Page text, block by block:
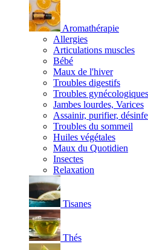
Aromathérapie
Allergies
Articulations muscles
Bébé
Maux de l'hiver
Troubles digestifs
Troubles
Jambes lourdes, Varices
Assainir, purifier,
Troubles du sommeil
Huiles végétales
Maux du Quotidien
Insectes
Relaxation
Tisanes
Thés